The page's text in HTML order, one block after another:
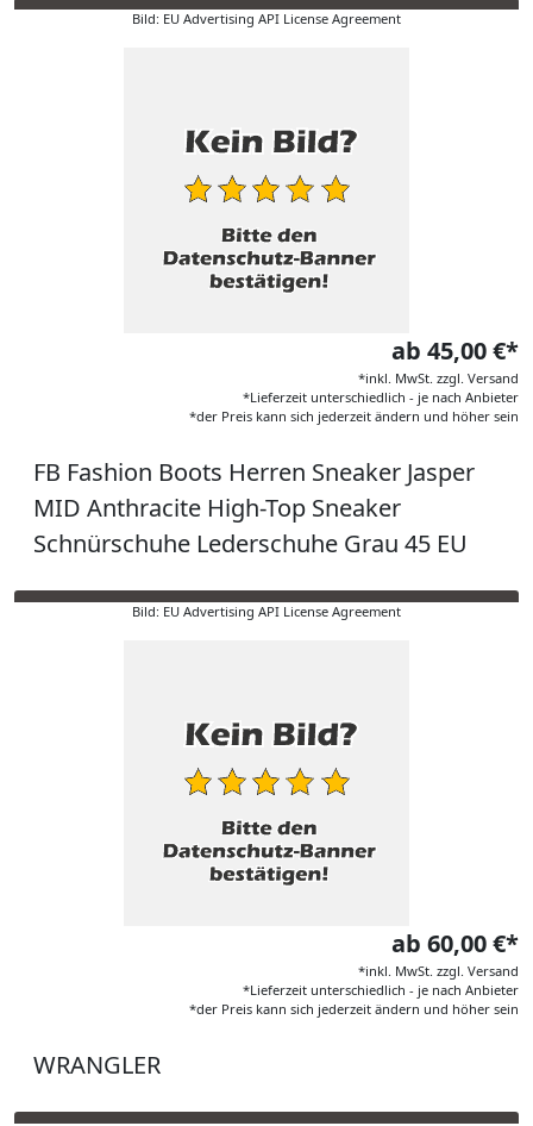
Bild: EU Advertising API License Agreement
ab 45,00 €*
*inkl. MwSt. zzgl. Versand
*Lieferzeit unterschiedlich - je nach Anbieter
*der Preis kann sich jederzeit ändern und höher sein
FB Fashion Boots Herren Sneaker Jasper
MID Anthracite High-Top Sneaker
Schnürschuhe Lederschuhe Grau 45 EU
Bild: EU Advertising API License Agreement
ab 60,00 €*
*inkl. MwSt. zzgl. Versand
*Lieferzeit unterschiedlich - je nach Anbieter
*der Preis kann sich jederzeit ändern und höher sein
WRANGLER